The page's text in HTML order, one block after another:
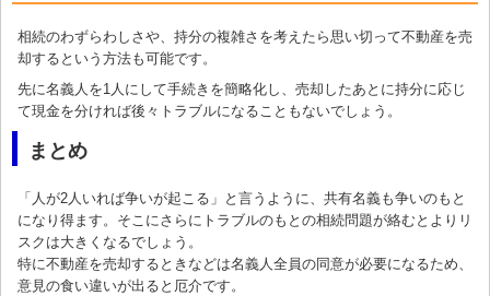
相続のわずらわしさや、持分の複雑さを考えたら思い切って不動産を売
却するという方法も可能です。
先に名義人を1人にして手続きを簡略化し、売却したあとに持分に応じ
て現金を分ければ後々トラブルになることもないでしょう。
まとめ
「人が2人いれば争いが起こる」と言うように、共有名義も争いのもと
になり得ます。そこにさらにトラブルのもとの相続問題が絡むとよりリ
スクは大きくなるでしょう。
特に不動産を売却するときなどは名義人全員の同意が必要になるため、
意見の食い違いが出ると厄介です。